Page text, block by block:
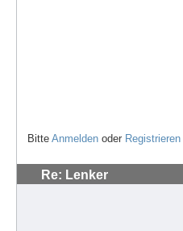
Bitte Anmelden oder Registrieren
Re: Lenker